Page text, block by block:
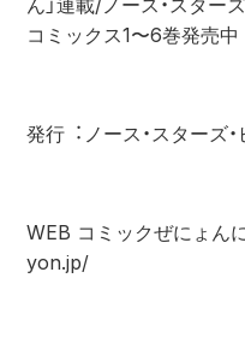
コミックス1〜6巻発売中
発⾏︓ノース・スターズ
WEB コミックぜにょん
yon.jp/